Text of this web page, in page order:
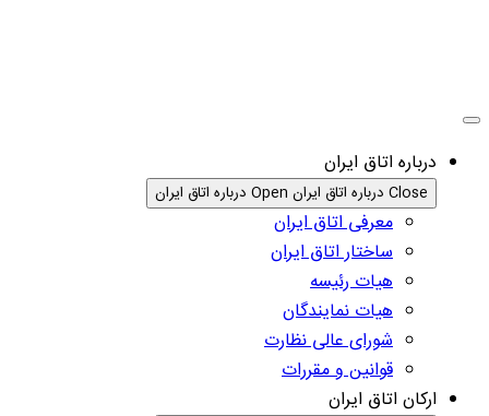
درباره اتاق ایران
Close درباره اتاق ایران Open درباره اتاق ایران
معرفی اتاق ایران
ساختار اتاق ایران
هیات رئیسه
هیات نمایندگان
شورای عالی نظارت
قوانین و مقررات
ارکان اتاق ایران